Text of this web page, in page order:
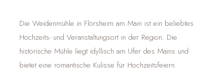
Die Weidenmühle in Flörsheim am Main ist ein beliebtes
Hochzeits- und Veranstaltungsort in der Region. Die
historische Mühle liegt idyllisch am Ufer des Mains und
bietet eine romantische Kulisse für Hochzeitsfeiern.